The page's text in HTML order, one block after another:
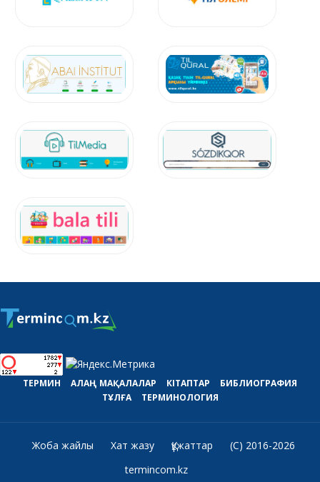
ТЕРМИН АЛАҢ МАҚАЛАЛАР КІТАПТАР
БИБЛИОГРАФИЯ
ТҰЛҒА
ТЕРМИНОЛОГИЯ
Жоба жайлы Хат жазу Құжаттар
(C) 2016-2026
termincom.kz